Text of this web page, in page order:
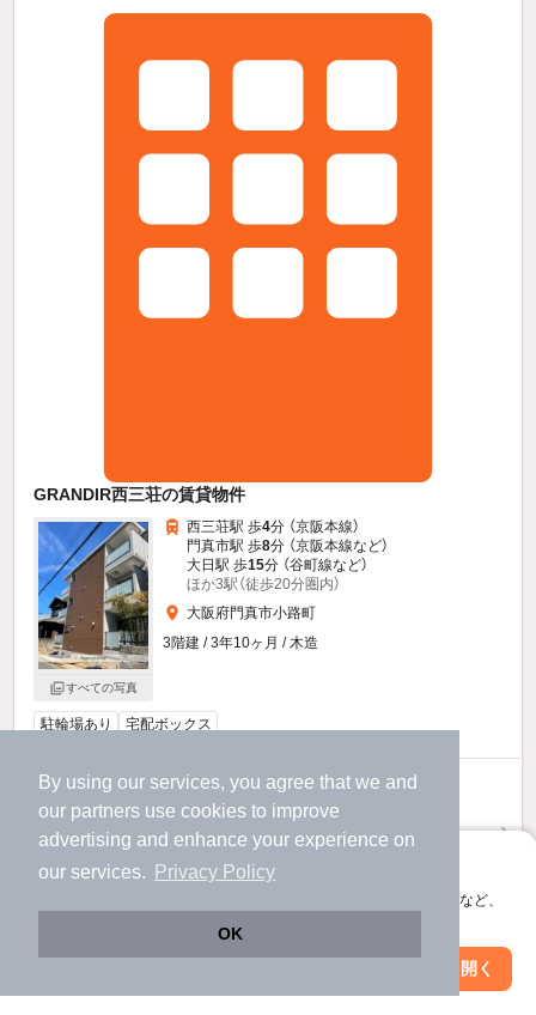
By using our services, you agree that we and
our partners use cookies to improve
advertising and enhance your experience on
our services.
Privacy Policy
OK
アプリに切り替えて、サクサクお部屋探し
会員登録なしですぐ使える。マップ検索やお気に入り保存など、
アプリを開く
GRANDIR西三荘の賃貸物件
すべての写真
西三荘駅 歩4分 （京阪本線）
門真市駅 歩8分 （京阪本線など）
大日駅 歩15分 （谷町線など）
ほか3駅（徒歩20分圏内）
大阪府門真市小路町
3階建 / 3年10ヶ月 / 木造
駐輪場あり 宅配ボックス
6.4万円
（管理費4,000円）
不要
1.0ヶ月
2階 / 1LDK / 28.15㎡
お問い合わせ
絞り込み条件を変更